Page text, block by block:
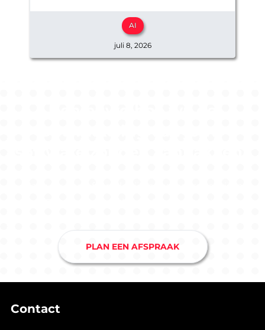
AI
juli 8, 2026
PLAN EEN AFSPRAAK
Contact